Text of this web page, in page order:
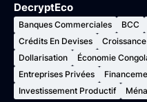
DecryptEco
Banques Commerciales BCC
Crédits En Devises
Dollarisation
Économie
Entreprises Privées
Investissement Productif